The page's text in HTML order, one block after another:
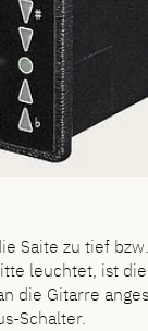
Saite zu tief
leuchtet, ist
die Gitarre
Schalter.